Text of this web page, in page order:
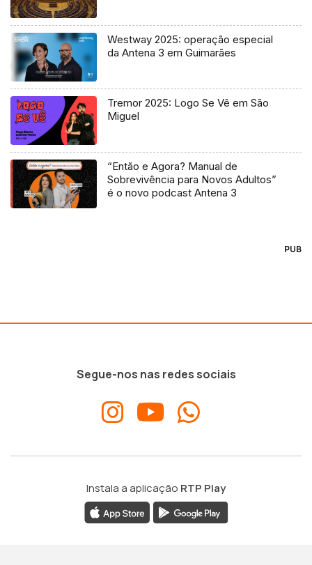
Westway 2025: operação especial
da Antena 3 em Guimarães
Tremor 2025: Logo Se Vê em São
Miguel
“Então e Agora? Manual de
Sobrevivência para Novos Adultos”
é o novo podcast Antena 3
PUB
Segue-nos nas redes sociais
Instala a aplicação RTP Play